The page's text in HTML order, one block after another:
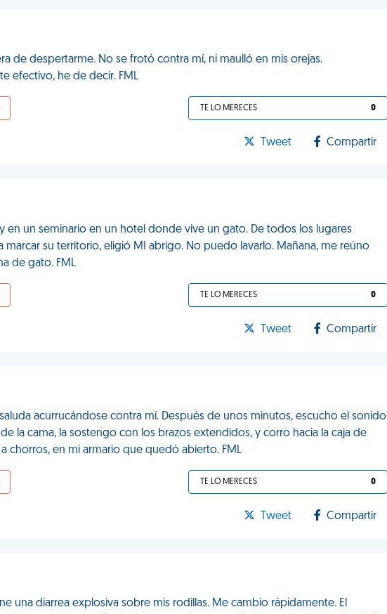
de despertarme. No se frotó contra mí, ni maulló en mis orejas.
efectivo, he de decir. FML
TE LO MERECES 0
Tweet Compartir
en un seminario en un hotel donde vive un gato. De todos los lugares
su territorio, eligió MI abrigo. No puedo lavarlo. Mañana, me reúno
de gato. FML
TE LO MERECES 0
Tweet Compartir
acurrucándose contra mí. Después de unos minutos, escucho el sonido
la cama, la sostengo con los brazos extendidos, y corro hacia la caja de
chorros, en mi armario que quedó abierto. FML
TE LO MERECES 0
Tweet Compartir
una diarrea explosiva sobre mis rodillas. Me cambio rápidamente. El